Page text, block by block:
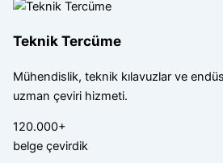
Teknik Tercüme
Mühendislik, teknik kılavuzlar ve
uzman çeviri hizmeti.
120.000+
belge çevirdik